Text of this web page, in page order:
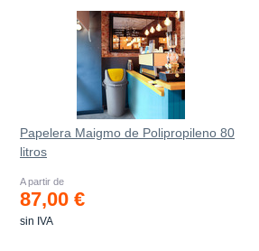
Papelera Maigmo de Polipropileno 80
litros
A partir de
87,00 €
sin IVA